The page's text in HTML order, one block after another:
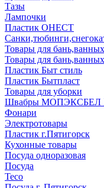
Тазы
Лампочки
Пластик ОНЕСТ
Товары для
Товары для
Пластик Быт стиль
Пластик Бытпласт
Товары для уборки
Швабры МОПЭКСБЕЛ
Фонари
Электротовары
Пластик г.Пятигорск
Кухонные товары
Посуда одноразовая
Посуда
Teco